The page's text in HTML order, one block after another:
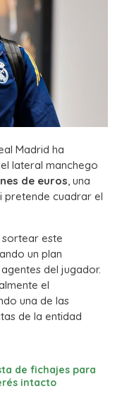
Madrid ha
lateral manchego
de euros, una
pretende cuadrar el
sortear este
un plan
del jugador.
el
una de las
de la entidad
de fichajes para
intacto